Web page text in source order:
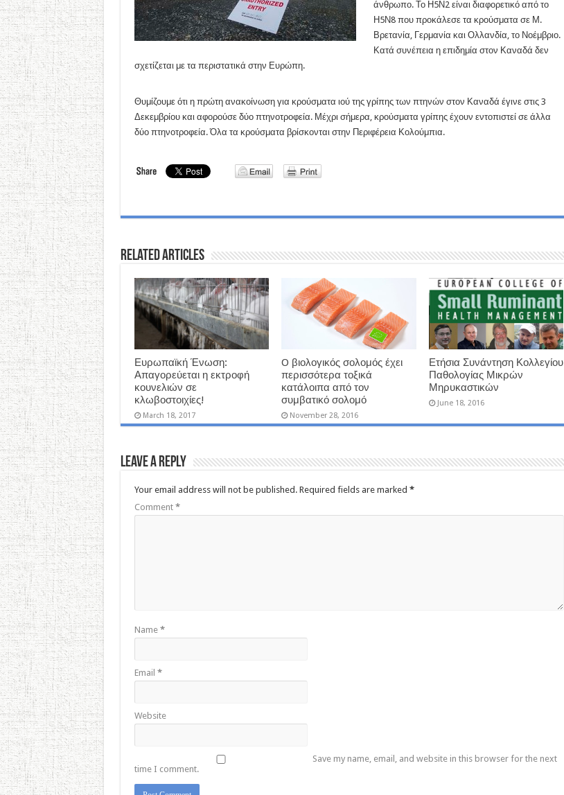
άνθρωπο. Το Η5Ν2 είναι διαφορετικό από το
Η5Ν8 που προκάλεσε τα κρούσματα σε Μ.
Βρετανία, Γερμανία και Ολλανδία, το Νοέμβριο.
Κατά συνέπεια η επιδημία στον Καναδά δεν
σχετίζεται με τα περιστατικά στην Ευρώπη.
Θυμίζουμε ότι η πρώτη ανακοίνωση για κρούσματα ιού της γρίπης των πτηνών στον Καναδά έγινε στις 3
Δεκεμβρίου και αφορούσε δύο πτηνοτροφεία. Μέχρι σήμερα, κρούσματα γρίπης έχουν εντοπιστεί σε άλλα
δύο πτηνοτροφεία. Όλα τα κρούσματα βρίσκονται στην Περιφέρεια Κολούμπια.
Related Articles
Ευρωπαϊκή Ένωση:
Απαγορεύεται η εκτροφή
κουνελιών σε
κλωβοστοιχίες!
March 18, 2017
O βιολογικός σολομός έχει
περισσότερα τοξικά
κατάλοιπα από τον
συμβατικό σολομό
November 28, 2016
Ετήσια Συνάντηση Κολλεγίου
Παθολογίας Μικρών
Μηρυκαστικών
June 18, 2016
Leave a Reply
Your email address will not be published. Required fields are marked *
Comment *
Name *
Email *
Website
Save my name, email, and website in this browser for the next
time I comment.